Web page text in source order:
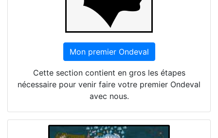
Mon premier Ondeval
Cette section contient en gros les étapes
nécessaire pour venir faire votre premier Ondeval
avec nous.